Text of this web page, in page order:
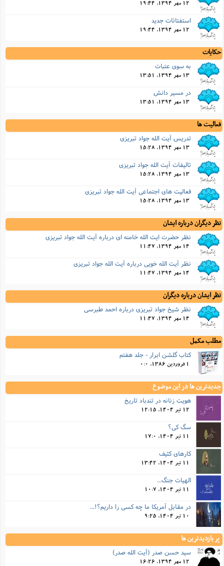
12 مهر 1394, 19:44
استفتائات جدید
12 مهر 1394, 19:44
حکایات
به سوى عتبات
13 مهر 1394, 13:51
در مسیر دانش
13 مهر 1394, 13:51
فعالیت ها
تدریس آیت الله جواد تبریزی
13 مهر 1394, 15:28
تالیفات آیت الله جواد تبریزی
13 مهر 1394, 15:28
فعالیت های اجتماعی آیت الله جواد تبریزی
13 مهر 1394, 15:28
نظر دیگران درباره ایشان
نظر حضرت ایت الله خامنه ای درباره آیت الله جواد تبریزی
14 مهر 1394, 11:47
نظر آیت الله خویى درباره آیت الله جواد تبریزی
14 مهر 1394, 11:47
نظر ایشان درباره دیگران
نظر شیخ جواد تبریزى درباره احمد طبرسی
14 مهر 1394, 11:47
مطلب مکمل
کتاب گلشن ابرار - جلد هفتم
جدیدترین ها در این موضوع
هویت زنانه در تندباد تاریخ
12 تیر 1404, 12:15
سگ کی؟
11 تیر 1404, 17:0
کارهای کثیف
11 تیر 1404, 13:42
الهیات جنگ...
11 تیر 1404, 10:7
در مقابل آمریکا ما چه کسی را داریم؟!...
10 تیر 1404, 9:25
پر بازدیدترین ها
سید حسن صدر (آیت الله صدر)
12 مهر 1394, 16:26